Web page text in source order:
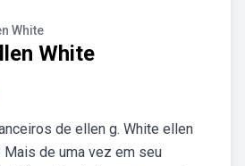
White
White
de ellen g. White ellen
de uma vez em seu